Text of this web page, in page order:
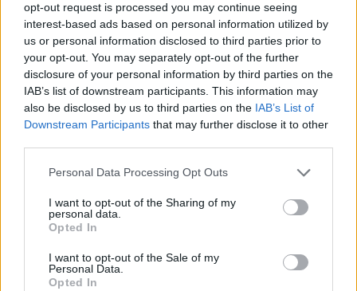
opt-out request is processed you may continue seeing
interest-based ads based on personal information utilized by
us or personal information disclosed to third parties prior to
your opt-out. You may separately opt-out of the further
disclosure of your personal information by third parties on the
IAB’s list of downstream participants. This information may
also be disclosed by us to third parties on the IAB’s List of
Downstream Participants that may further disclose it to other
Personal Data Processing Opt Outs
I want to opt-out of the Sharing of my
personal data.
Opted In
I want to opt-out of the Sale of my
Personal Data.
Opted In
Παράλληλα, ακυρώνονται και όλες οι
παπικές σφραγίδες και κλείνει ο κύκλος της